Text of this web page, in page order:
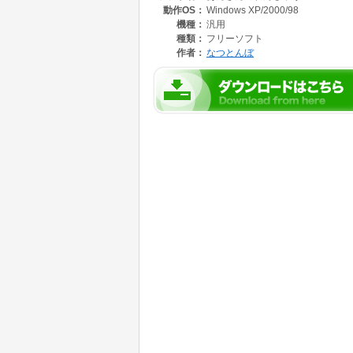
キングを表示させることもできます。
また「暗算ネット」と組み合わせて,ネットワ
(「暗算ネット」は私のホームページに掲載し
動作OS： Windows XP/2000/98
機種： 汎用
種類： フリーソフト
作者： なつとんぼ